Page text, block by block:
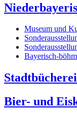
Museum und
Bayerisch-
Stadtbücherei
Bier- und